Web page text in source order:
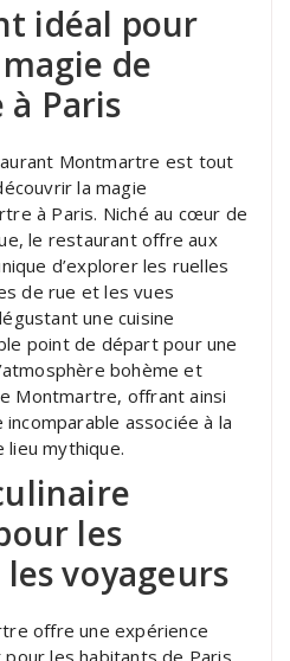
idéal pour
de
Paris
Montmartre est tout
la magie
à Paris. Niché au cœur de
le restaurant offre aux
d’explorer les ruelles
de rue et les vues
une cuisine
point de départ pour une
bohème et
Montmartre, offrant ainsi
associée à la
lieu mythique.
les
voyageurs
offre une expérience